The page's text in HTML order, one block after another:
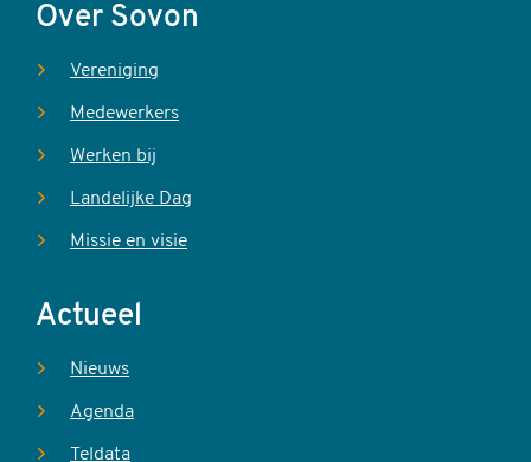
Over Sovon
Vereniging
Medewerkers
Werken bij
Landelijke Dag
Missie en visie
Actueel
Nieuws
Agenda
Teldata